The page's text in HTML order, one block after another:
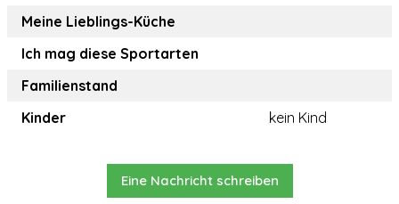
Meine Lieblings-Küche
Ich mag diese Sportarten
Familienstand
Kinder
kein Kind
Eine Nachricht schreiben